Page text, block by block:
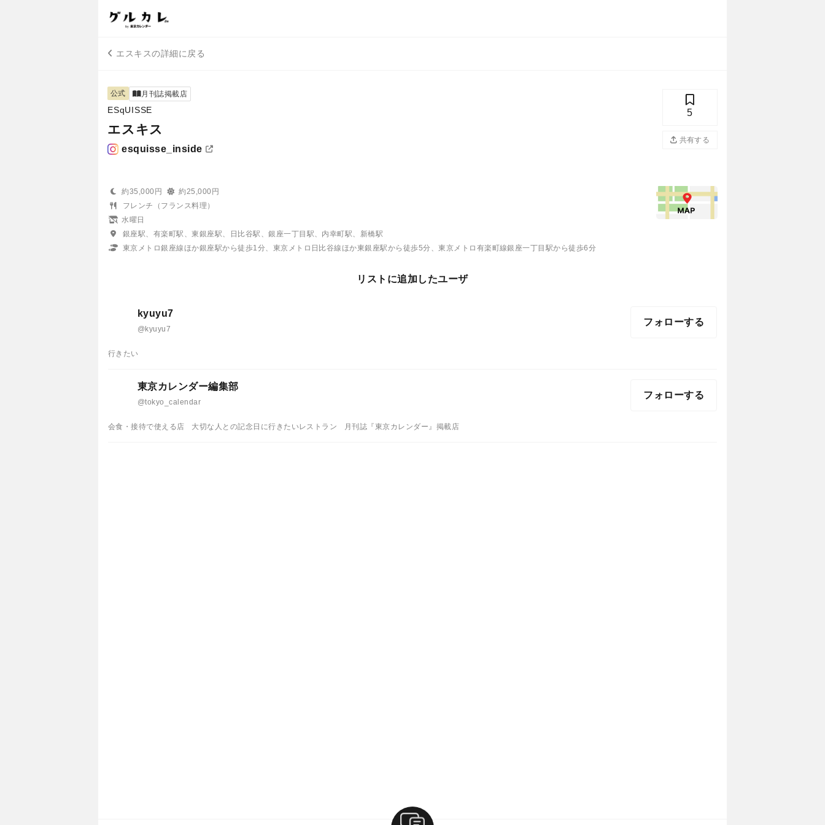
エスキスの詳細に戻る
公式 月刊誌掲載店
ESqUISSE
エスキス
esquisse_inside
5
共有する
約35,000円
約25,000円
フレンチ（フランス料理）
水曜日
銀座駅、有楽町駅、東銀座駅、日比谷駅、銀座一丁目駅、内幸町駅、新橋駅
東京メトロ銀座線ほか銀座駅から徒歩1分、東京メトロ日比谷線ほか東銀座駅から徒歩5分、東京メトロ有楽町線銀座一丁目駅から徒歩6分
リストに追加したユーザ
kyuyu7
@kyuyu7
フォローする
行きたい
東京カレンダー編集部
@tokyo_calendar
フォローする
会食・接待で使える店 大切な人との記念日に行きたいレストラン 月刊誌『東京カレンダー』掲載店